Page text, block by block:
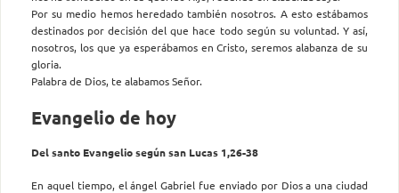
Por su medio hemos heredado también nosotros. A esto estábamos
destinados por decisión del que hace todo según su voluntad. Y así,
nosotros, los que ya esperábamos en Cristo, seremos alabanza de su
gloria.
Palabra de Dios, te alabamos Señor.
Evangelio de hoy
Del santo Evangelio según san Lucas 1,26-38
En aquel tiempo, el ángel Gabriel fue enviado por Dios a una ciudad